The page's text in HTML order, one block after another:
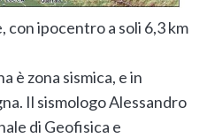
con ipocentro a soli 6,3 km
è zona sismica, e in
Il sismologo Alessandro
di Geofisica e